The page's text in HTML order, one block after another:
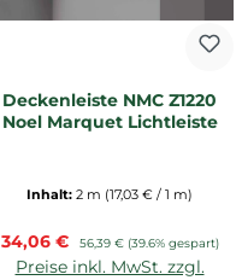
Deckenleiste NMC Z1220
Noel Marquet Lichtleiste
Inhalt: 2 m (17,03 € / 1 m)
Verkaufspreis:
34,06 € Regulärer Preis:
56,39 € (39.6% gespart)
Preise inkl. MwSt. zzgl.